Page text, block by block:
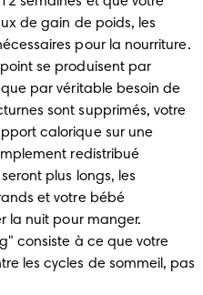
de gain de poids, les
pour la nourriture.
se produisent par
par véritable besoin de
sont supprimés, votre
calorique sur une
redistribué
plus longs, les
et votre bébé
la nuit pour manger.
consiste à ce que votre
les cycles de sommeil, pas